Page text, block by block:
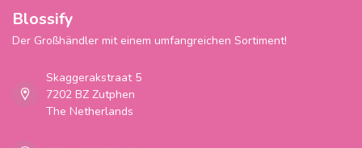
Blossify
Der Großhändler mit einem umfangreichen Sortiment!
Skaggerakstraat 5
7202 BZ Zutphen
The Netherlands